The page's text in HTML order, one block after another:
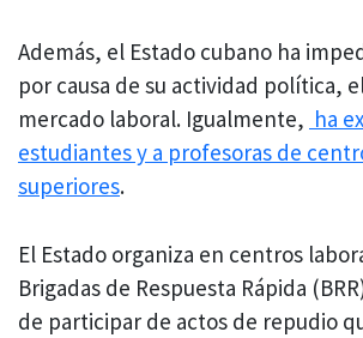
Además, el Estado cubano ha
por causa de su actividad política,
mercado laboral. Igualmente, ha
estudiantes y a profesoras de
superiores.
El Estado organiza en centros
Brigadas de Respuesta Rápida
de participar de actos de repudio